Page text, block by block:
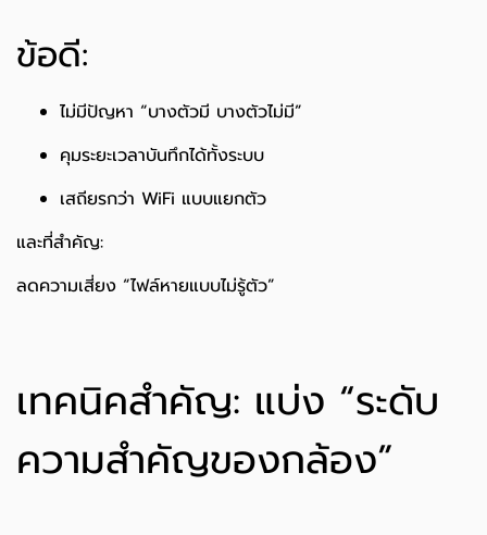
ข้อดี:
ไม่มีปัญหา “บางตัวมี บางตัวไม่มี”
คุมระยะเวลาบันทึกได้ทั้งระบบ
เสถียรกว่า WiFi แบบแยกตัว
และที่สำคัญ:
ลดความเสี่ยง “ไฟล์หายแบบไม่รู้ตัว”
เทคนิคสำคัญ: แบ่ง “ระดับ
ความสำคัญของกล้อง”